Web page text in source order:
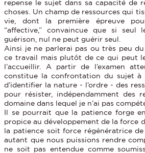
repense le sujet dans sa capacité de
choses. Un champ de ressources qui
vie, dont la première épreuve
“affective,” convaincue que si seul
guérison, nul ne peut guérir seul.
Ainsi je ne parlerai pas ou très peu
ce travail mais plutôt de ce qui peut
l’accueillir. A partir de l’examen
constitue la confrontation du sujet à
d’identifier la nature - l’ordre - des
pour résister, indépendamment des
domaine dans lequel je n’ai pas
Il se pourrait que la patience forge
propice au développement de la force
la patience soit force régénératrice
autant que nous puissions rendre
ne soit pas entendue comme